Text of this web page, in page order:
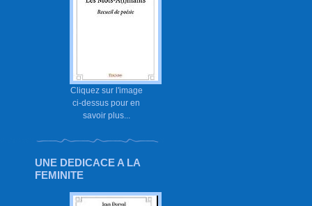
Cliquez sur l'image
ci-dessus pour en
savoir plus...
UNE DEDICACE A LA
FEMINITE